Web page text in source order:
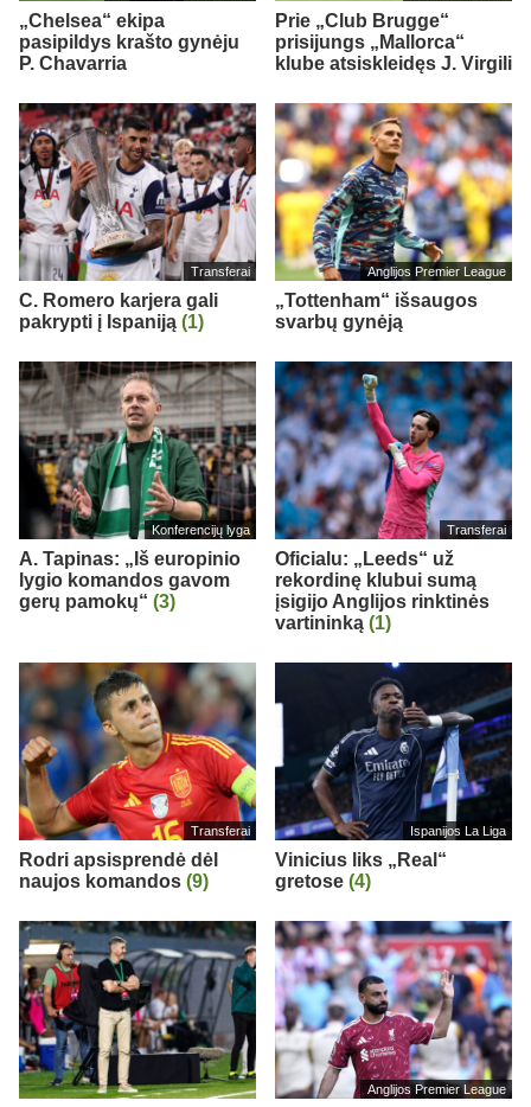
„Chelsea“ ekipa
pasipildys krašto gynėju
P. Chavarria
Prie „Club Brugge“
prisijungs „Mallorca“
klube atsiskleidęs J. Virgili
Transferai
C. Romero karjera gali
pakrypti į Ispaniją (1)
Anglijos Premier League
„Tottenham“ išsaugos
svarbų gynėją
Konferencijų lyga
A. Tapinas: „Iš europinio
lygio komandos gavom
gerų pamokų“ (3)
Transferai
Oficialu: „Leeds“ už
rekordinę klubui sumą
įsigijo Anglijos rinktinės
vartininką (1)
Transferai
Rodri apsisprendė dėl
naujos komandos (9)
Ispanijos La Liga
Vinicius liks „Real“
gretose (4)
Anglijos Premier League